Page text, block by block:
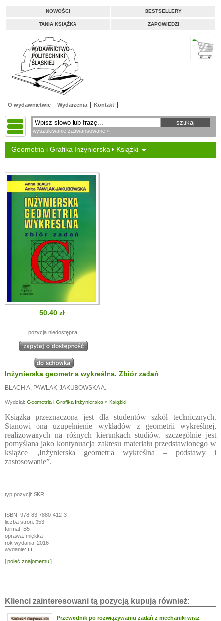
NOWOŚCI BESTSELLERY
TANIA KSIĄŻKA ZAPOWIEDZI
O wydawnictwie Wydarzenia Kontakt
wyszukiwanie zaawansowane »
Geometria i Grafika Inżynierska Książki
50.40 zł
pozycja niedostępna
Inżynierska geometria wykreślna. Zbiór zadań
BŁACH A, PAWLAK-JAKUBOWSKA A.
Wydział: Geometria i Grafika Inżynierska » Książki
Książka przeznaczona jest dla studentów szkół technicznych.
Stanowi ona uzupełnienie wykładów z geometrii wykreślnej,
realizowanych na różnych kierunkach studiów, szczególnie jest
pomyślana jako kontynuacja zakresu materiału przedstawionego w
książce „Inżynierska geometria wykreślna – podstawy i
zastosowanie”.
typ pozycji: SKR
ISBN: 978-83-7880-412-3
liczba stron: 353
format: B5
oprawa: miękka
rok wydania: 2016
wydanie: III
[poleć znajomemu]
Klienci zainteresowani tą pozycją kupują również:
Przewodnik po rozwiązywaniu zadań z mechaniki wraz